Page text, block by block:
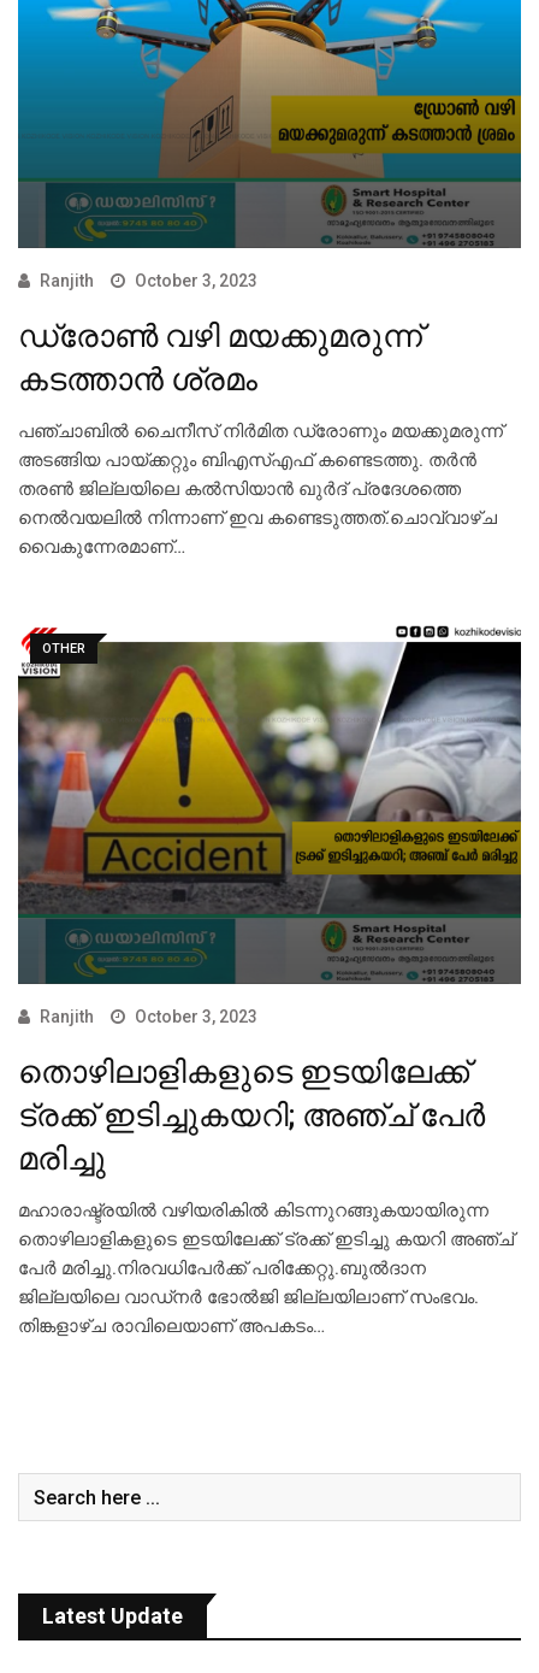
Ranjith October 3, 2023
ഡ്രോണ്‍ വഴി മയക്കുമരുന്ന്
കടത്താന്‍ ശ്രമം
പഞ്ചാബില്‍ ചൈനീസ് നിര്‍മിത ഡ്രോണും മയക്കുമരുന്ന്
അടങ്ങിയ പായ്ക്കറ്റും ബിഎസ്എഫ് കണ്ടെടത്തു. തര്‍ന്‍
തരണ്‍ ജില്ലയിലെ കല്‍സിയാന്‍ ഖുര്‍ദ് പ്രദേശത്തെ
നെല്‍വയലില്‍ നിന്നാണ് ഇവ കണ്ടെടുത്തത്.ചൊവ്വാഴ്ച
വൈകുന്നേരമാണ്…
OTHER
Ranjith October 3, 2023
തൊഴിലാളികളുടെ ഇടയിലേക്ക്
ട്രക്ക് ഇടിച്ചുകയറി; അഞ്ച് പേര്‍
മരിച്ചു
മഹാരാഷ്ട്രയില്‍ വഴിയരികില്‍ കിടന്നുറങ്ങുകയായിരുന്ന
തൊഴിലാളികളുടെ ഇടയിലേക്ക് ട്രക്ക് ഇടിച്ചു കയറി അഞ്ച്
പേര്‍ മരിച്ചു.നിരവധിപേര്‍ക്ക് പരിക്കേറ്റു.ബുല്‍ദാന
ജില്ലയിലെ വാഡ്നര്‍ ഭോല്‍ജി ജില്ലയിലാണ് സംഭവം.
തിങ്കളാഴ്ച രാവിലെയാണ് അപകടം…
Latest Update